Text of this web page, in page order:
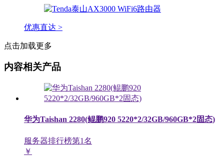
优惠直达 >
点击加载更多
内容相关产品
华为Taishan 2280(鲲鹏920 5220*2/32GB/960GB*2固态)
服务器排行榜第1名
￥